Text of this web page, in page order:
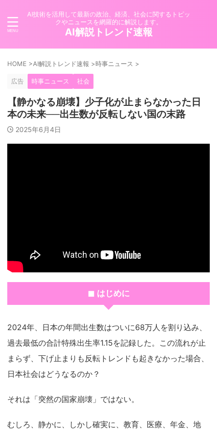
AI技術を活用して最新の政治、経済、社会に関するトピッ
クやニュースを網羅的に解説します。
AI解説トレンド速報
HOME >AI解説トレンド速報 >時事ニュース >
広告 時事ニュース 社会
【静かなる崩壊】少子化が止まらなかった日
本の未来──出生数が反転しない国の末路
2025年6月4日
◼ はじめに
2024年、日本の年間出生数はついに68万人を割り込み、
過去最低の合計特殊出生率1.15を記録した。この流れが止
まらず、下げ止まりも反転トレンドも起きなかった場合、
日本社会はどうなるのか？
それは「突然の国家崩壊」ではない。
むしろ、静かに、しかし確実に、教育、医療、年金、地